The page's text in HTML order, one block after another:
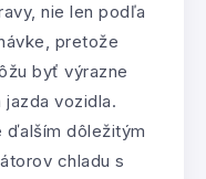
nie len podľa
pretože
byť výrazne
vozidla.
ďalším dôležitým
chladu s